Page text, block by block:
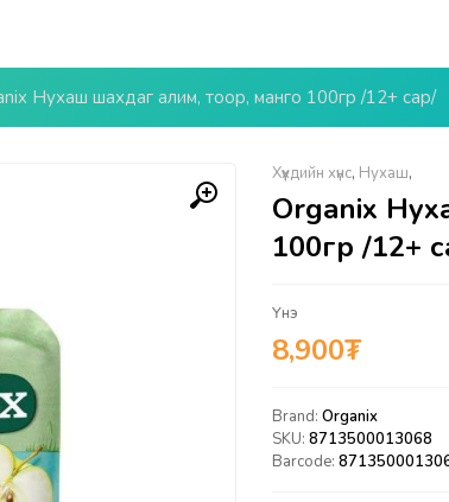
Нухаш шахдаг алим, тоор, манго 100гр /12+ сар/
Хүүхдийн хүнс, Нухаш,
Organix
100гр /12+
Үнэ
8,900₮
Brand: Organix
SKU: 8713500013068
Barcode: